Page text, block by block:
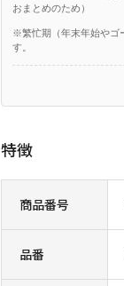
商品番号
品番
おまとめのため）
※繁忙期（年末年始やゴ
す。
特徴